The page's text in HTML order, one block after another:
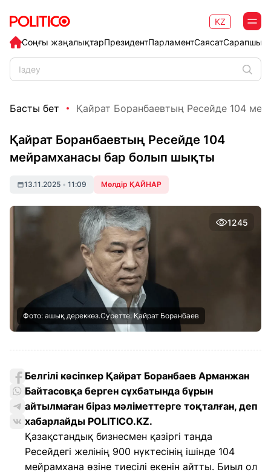
Соңғы жаңалықтарПрезидентПарламентСаясат
KZ
Басты бет Қайрат Боранбаевтың Ресейде 104
Қайрат Боранбаевтың Ресейде 104
мейрамханасы бар болып шықты
13.11.2025 • 11:09 Мөлдір ҚАЙНАР
1245
Фото: ашық дереккөз.Суретте: Қайрат Боранбаев
Белгілі кәсіпкер Қайрат Боранбаев Арманжан
Байтасовқа берген сұхбатында бұрын
айтылмаған біраз мәліметтерге тоқталған, деп
хабарлайды POLITICO.KZ.
Қазақстандық бизнесмен қазіргі таңда
Ресейдегі желінің 900 нүктесінің ішінде 104
мейрамхана өзіне тиесілі екенін айтты. Биыл ол